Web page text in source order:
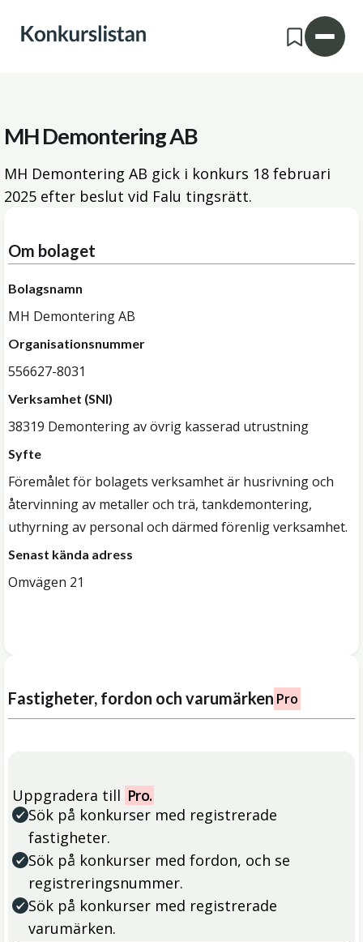
MH Demontering AB
MH Demontering AB gick i konkurs 18 februari
2025 efter beslut vid Falu tingsrätt.
Om bolaget
Bolagsnamn
MH Demontering AB
Organisationsnummer
556627-8031
Verksamhet (SNI)
38319 Demontering av övrig kasserad utrustning
Syfte
Föremålet för bolagets verksamhet är husrivning och
återvinning av metaller och trä, tankdemontering,
uthyrning av personal och därmed förenlig verksamhet.
Senast kända adress
Omvägen 21
Fastigheter, fordon och varumärken Pro
Uppgradera till Pro.
Sök på konkurser med registrerade
fastigheter.
Sök på konkurser med fordon, och se
registreringsnummer.
Sök på konkurser med registrerade
varumärken.